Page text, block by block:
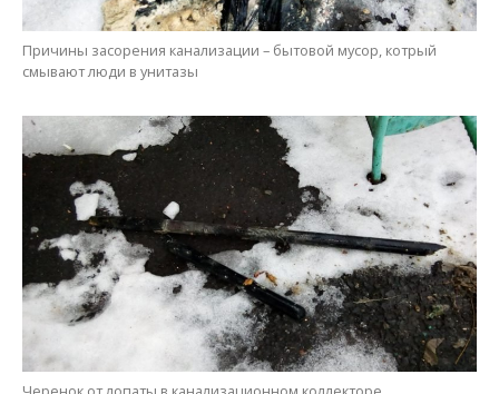
Причины засорения канализации – бытовой мусор, котрый
смывают люди в унитазы